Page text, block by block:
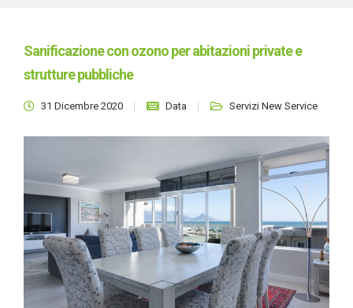
Sanificazione con ozono per abitazioni private e
strutture pubbliche
31 Dicembre 2020 Data Servizi New Service